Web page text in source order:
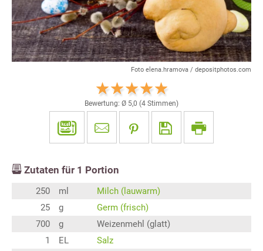
Foto elena.hramova / depositphotos.com
Bewertung: Ø 5,0 (4 Stimmen)
Zutaten für 1 Portion
250 ml
Milch (lauwarm)
25
g
Germ (frisch)
700
g
Weizenmehl (glatt)
1
EL
Salz